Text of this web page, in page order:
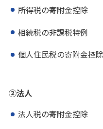
所得税の寄附金控除
相続税の非課税特例
個人住民税の寄附金控
②法人
法人税の寄附金控除